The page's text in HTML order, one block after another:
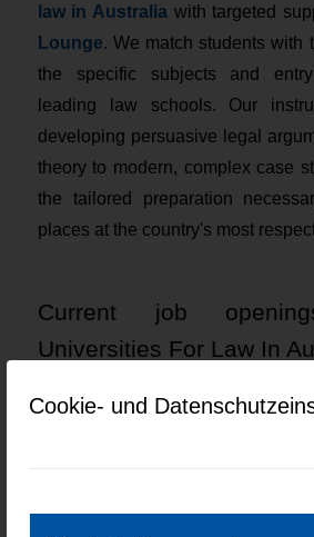
Cookie- und
law in Australiawith targeted
Lounge. We match students with
the specific subjects and
leading law schools. Our
developing persuasive legal
theory to modern, complex case
the tailored preparation
places at the country's most
Current job
Universities For Law In